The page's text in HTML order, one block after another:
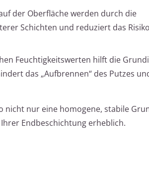
der Oberfläche werden durch die
Schichten und reduziert das
Feuchtigkeitswerten hilft die
das „Aufbrennen“ des Putzes
nicht nur eine homogene, stabile
Endbeschichtung erheblich.